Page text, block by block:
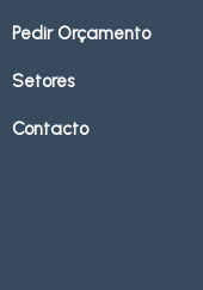
Pedir Orçamento
Setores
Contacto